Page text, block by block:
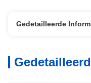
Gedetailleerde